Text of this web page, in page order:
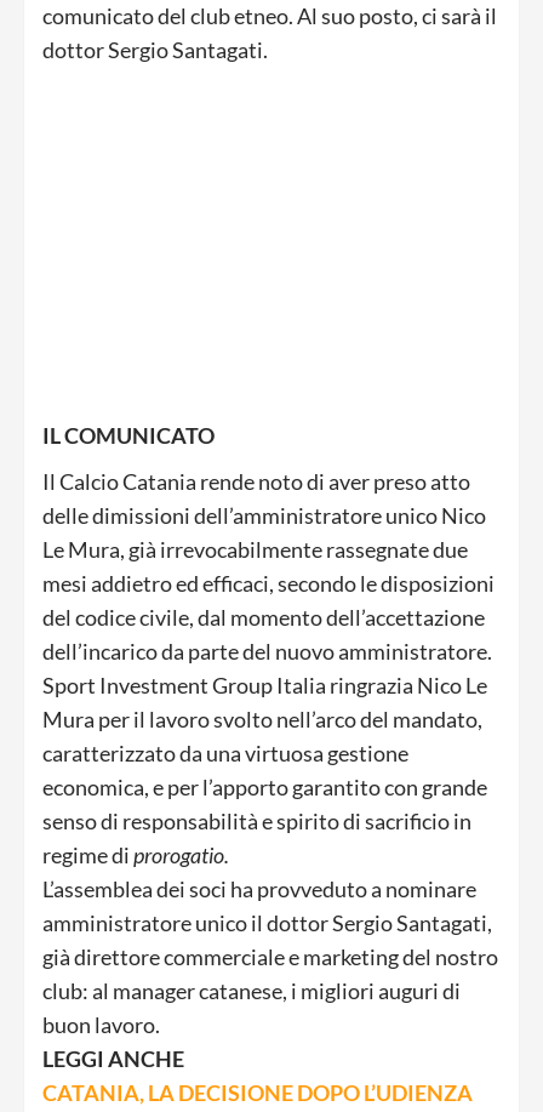
comunicato del club etneo. Al suo posto, ci sarà il
dottor Sergio Santagati.
IL COMUNICATO
Il Calcio Catania rende noto di aver preso atto
delle dimissioni dell’amministratore unico Nico
Le Mura, già irrevocabilmente rassegnate due
mesi addietro ed efficaci, secondo le disposizioni
del codice civile, dal momento dell’accettazione
dell’incarico da parte del nuovo amministratore.
Sport Investment Group Italia ringrazia Nico Le
Mura per il lavoro svolto nell’arco del mandato,
caratterizzato da una virtuosa gestione
economica, e per l’apporto garantito con grande
senso di responsabilità e spirito di sacrificio in
regime diprorogatio.
L’assemblea dei soci ha provveduto a nominare
amministratore unico il dottor Sergio Santagati,
già direttore commerciale e marketing del nostro
club: al manager catanese, i migliori auguri di
buon lavoro.
LEGGI ANCHE
CATANIA, LA DECISIONE DOPO L’UDIENZA